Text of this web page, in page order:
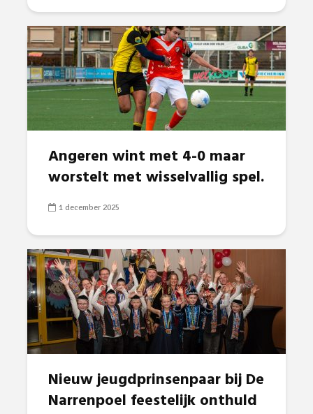
Angeren wint met 4-0 maar
worstelt met wisselvallig spel.
1 december 2025
Nieuw jeugdprinsenpaar bij De
Narrenpoel feestelijk onthuld